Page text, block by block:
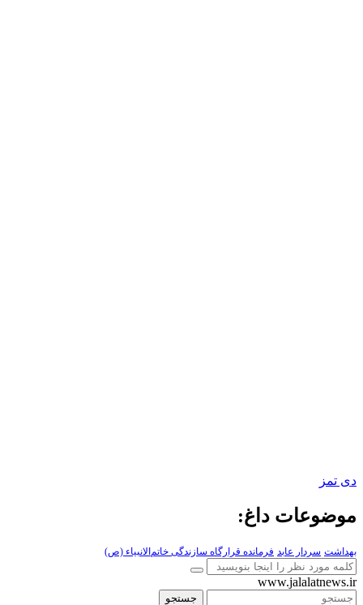
دی تمز
موضوعات داغ:
بهداشت سردار عابد فرمانده قرارگاه سازندگی خاتم‌الانبیاء (ص)
www.jalalatnews.ir
جستجو